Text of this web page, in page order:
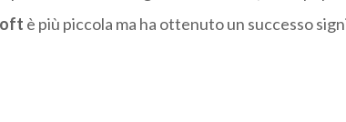
è più piccola ma ha ottenuto un successo